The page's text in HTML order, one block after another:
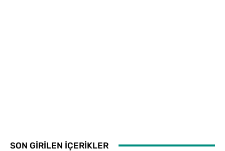
SON GİRİLEN İÇERİKLER